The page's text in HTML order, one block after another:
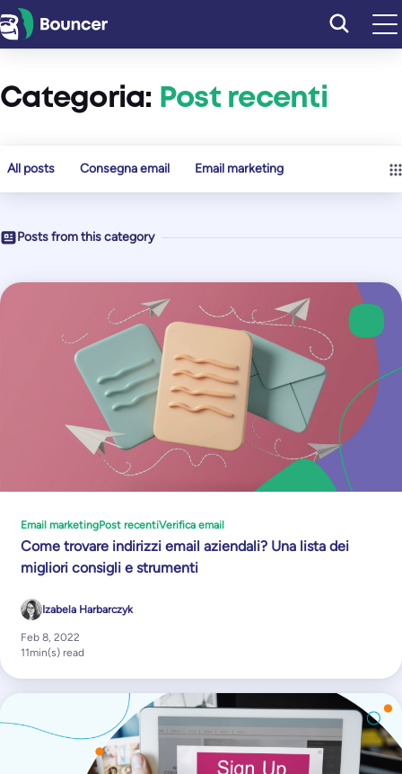
Vai
al
Categoria: Post recenti
All posts Consegna email Email marketing
Posts from this category
Email marketingPost recentiVerifica email
Come trovare indirizzi email aziendali? Una lista dei
migliori consigli e strumenti
Izabela Harbarczyk
Feb 8, 2022
11min(s) read